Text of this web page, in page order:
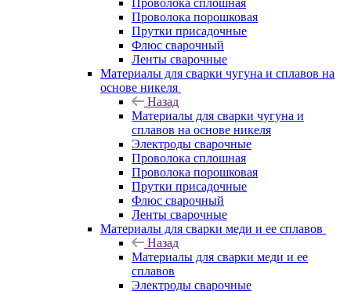
Проволока сплошная
Проволока порошковая
Прутки присадочные
Флюс сварочный
Ленты сварочные
Материалы для сварки чугуна и сплавов на
основе никеля
Назад
Материалы для сварки чугуна и
сплавов на основе никеля
Электроды сварочные
Проволока сплошная
Проволока порошковая
Прутки присадочные
Флюс сварочный
Ленты сварочные
Материалы для сварки меди и ее сплавов
Назад
Материалы для сварки меди и ее
сплавов
Электроды сварочные